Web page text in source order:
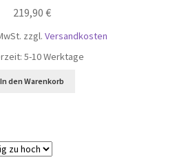
219,90 €
zzgl. Versandkosten
5-10 Werktage
In den Warenkorb